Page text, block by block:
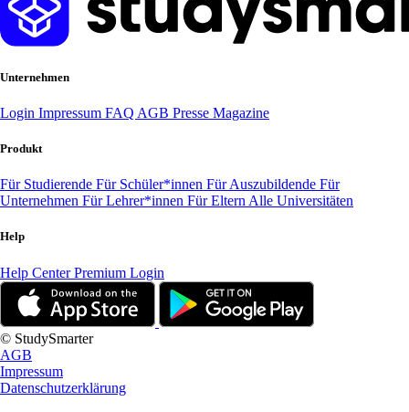
Unternehmen
Login Impressum FAQ AGB Presse Magazine
Produkt
Für Studierende Für Schüler*innen Für Auszubildende Für
Unternehmen Für Lehrer*innen Für Eltern Alle Universitäten
Help
Help CenterPremium Login
© StudySmarter
AGB
Impressum
Datenschutzerklärung